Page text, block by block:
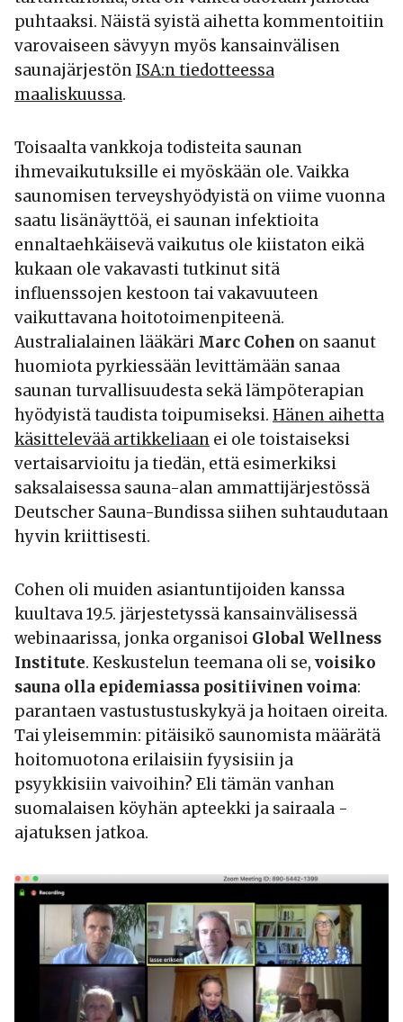
puhtaaksi. Näistä syistä aihetta kommentoitiin
varovaiseen sävyyn myös kansainvälisen
saunajärjestönISA:n tiedotteessa
maaliskuussa.
Toisaalta vankkoja todisteita saunan
ihmevaikutuksille ei myöskään ole. Vaikka
saunomisen terveyshyödyistä on viime vuonna
saatu lisänäyttöä, ei saunan infektioita
ennaltaehkäisevä vaikutus ole kiistaton eikä
kukaan ole vakavasti tutkinut sitä
influenssojen kestoon tai vakavuuteen
vaikuttavana hoitotoimenpiteenä.
Australialainen lääkäri Marc Cohen on saanut
huomiota pyrkiessään levittämään sanaa
saunan turvallisuudesta sekä lämpöterapian
hyödyistä taudista toipumiseksi. Hänen aihetta
käsittelevää artikkeliaan ei ole toistaiseksi
vertaisarvioitu ja tiedän, että esimerkiksi
saksalaisessa sauna-alan ammattijärjestössä
Deutscher Sauna-Bundissa siihen suhtaudutaan
hyvin kriittisesti.
Cohen oli muiden asiantuntijoiden kanssa
kuultava 19.5. järjestetyssä kansainvälisessä
webinaarissa, jonka organisoi Global Wellness
Institute. Keskustelun teemana oli se, voisiko
sauna olla epidemiassa positiivinen voima:
parantaen vastustustuskykyä ja hoitaen oireita.
Tai yleisemmin: pitäisikö saunomista määrätä
hoitomuotona erilaisiin fyysisiin ja
psyykkisiin vaivoihin? Eli tämän vanhan
suomalaisen köyhän apteekki ja sairaala -
ajatuksen jatkoa.